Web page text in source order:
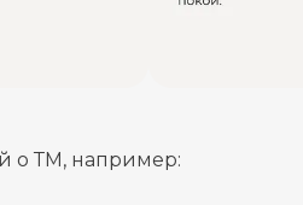
о ТМ, например: